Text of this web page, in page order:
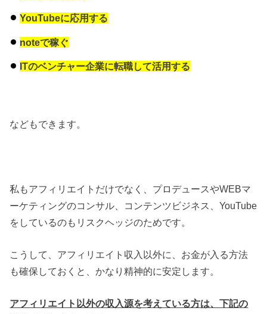
YouTubeに応用する
noteで稼ぐ
ITのベンチャー企業に転職して活用する
などもできます。
私もアフィリエイトだけでなく、プロデュースやWEBマ
ーケティングのコンサル、コンテンツビジネス、YouTube
をしているのもリスクヘッジのためです。
こうして、アフィリエイト収入以外に、お金が入る方法
も確保しておくと、かなり精神的に安定します。
アフィリエイト以外の収入源を考えている方は、下記の